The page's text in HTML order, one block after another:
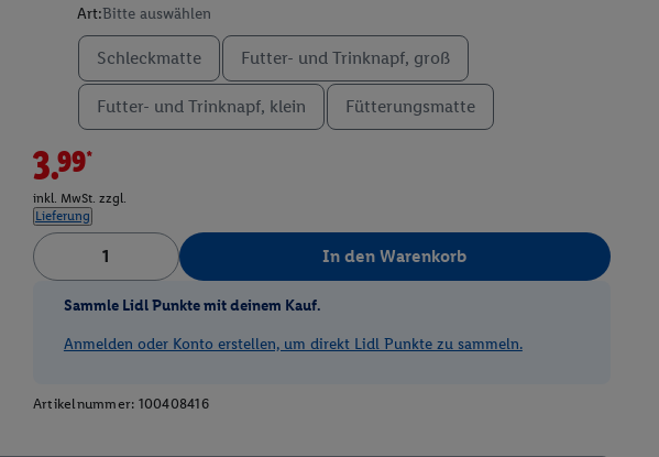
Art:Bitte auswählen
Schleckmatte Futter- und Trinknapf, groß
Futter- und Trinknapf, klein Fütterungsmatte
3.99*
inkl. MwSt. zzgl.
Lieferung
In den Warenkorb
Sammle Lidl Punkte mit deinem Kauf.
Anmelden oder Konto erstellen, um direkt Lidl Punkte zu sammeln.
Artikelnummer: 100408416